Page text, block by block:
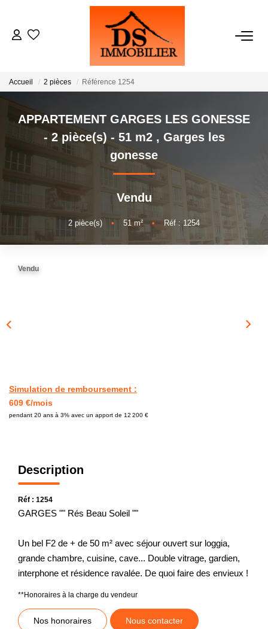
ACHATS
ESTIMATION
GESTION
NOTRE AGENCE
RECRUTEMENT
Accueil 2 pièces Référence 1254
APPARTEMENT GARGES LES GONESSE
- 2 pièce(s) - 51 m2 , Garges les
gonesse
Vendu
2 pièce(s) • 51 m² • Réf : 1254
Vendu
Simulation de remboursement :
609 €/mois
pendant 20 ans à 3% avec un apport de 12 200 €
Description
Réf : 1254
GARGES "" Rés Beau Soleil ""
Un bel F2 de + de 50 m² avec séjour ouvert sur loggia,
grande chambre, cuisine, cave... Double vitrage, gardien,
interphone et résidence ravalée. De quoi faire des envieux !
**Honoraires à la charge du vendeur
Nos honoraires Nous contacter